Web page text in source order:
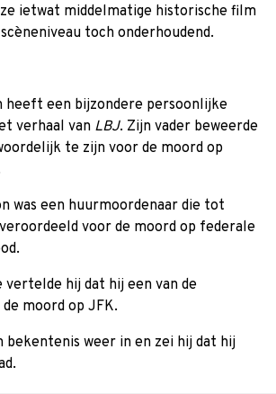
ietwat middelmatige historische film
toch onderhoudend.
heeft een bijzondere persoonlijke
verhaal van LBJ. Zijn vader beweerde
te zijn voor de moord op
was een huurmoordenaar die tot
voor de moord op federale
hij dat hij een van de
moord op JFK.
weer in en zei hij dat hij